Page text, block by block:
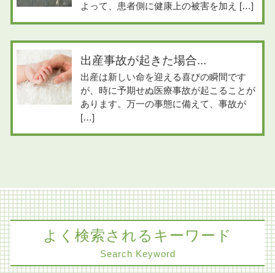
よって、患者側に健康上の被害を加え […]
出産事故が起きた場合...
出産は新しい命を迎える喜びの瞬間です
が、時に予期せぬ医療事故が起こることが
あります。万一の事態に備えて、事故が
[…]
よく検索されるキーワード
Search Keyword